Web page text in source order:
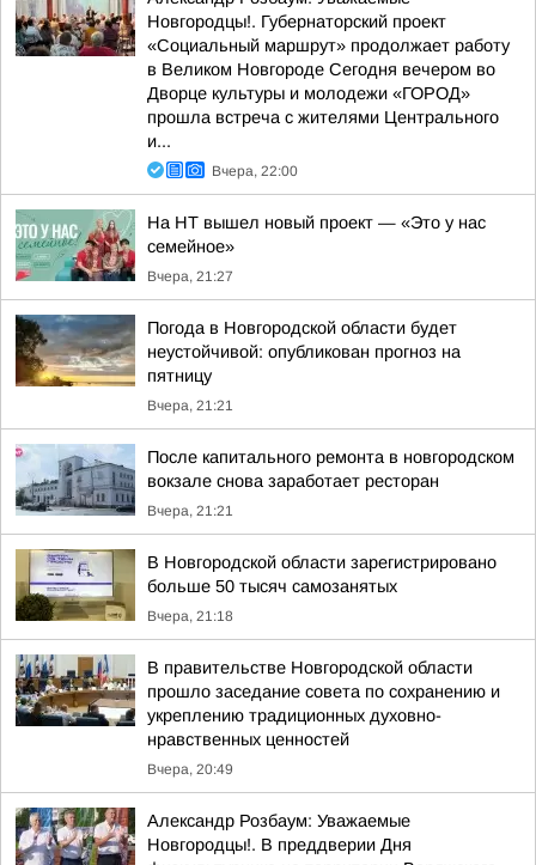
Новгородцы!. Губернаторский проект
«Социальный маршрут» продолжает работу
в Великом Новгороде Сегодня вечером во
Дворце культуры и молодежи «ГОРОД»
прошла встреча с жителями Центрального
и...
Вчера, 22:00
На НТ вышел новый проект — «Это у нас
семейное»
Вчера, 21:27
Погода в Новгородской области будет
неустойчивой: опубликован прогноз на
пятницу
Вчера, 21:21
После капитального ремонта в новгородском
вокзале снова заработает ресторан
Вчера, 21:21
В Новгородской области зарегистрировано
больше 50 тысяч самозанятых
Вчера, 21:18
В правительстве Новгородской области
прошло заседание совета по сохранению и
укреплению традиционных духовно-
нравственных ценностей
Вчера, 20:49
Александр Розбаум: Уважаемые
Новгородцы!. В преддверии Дня